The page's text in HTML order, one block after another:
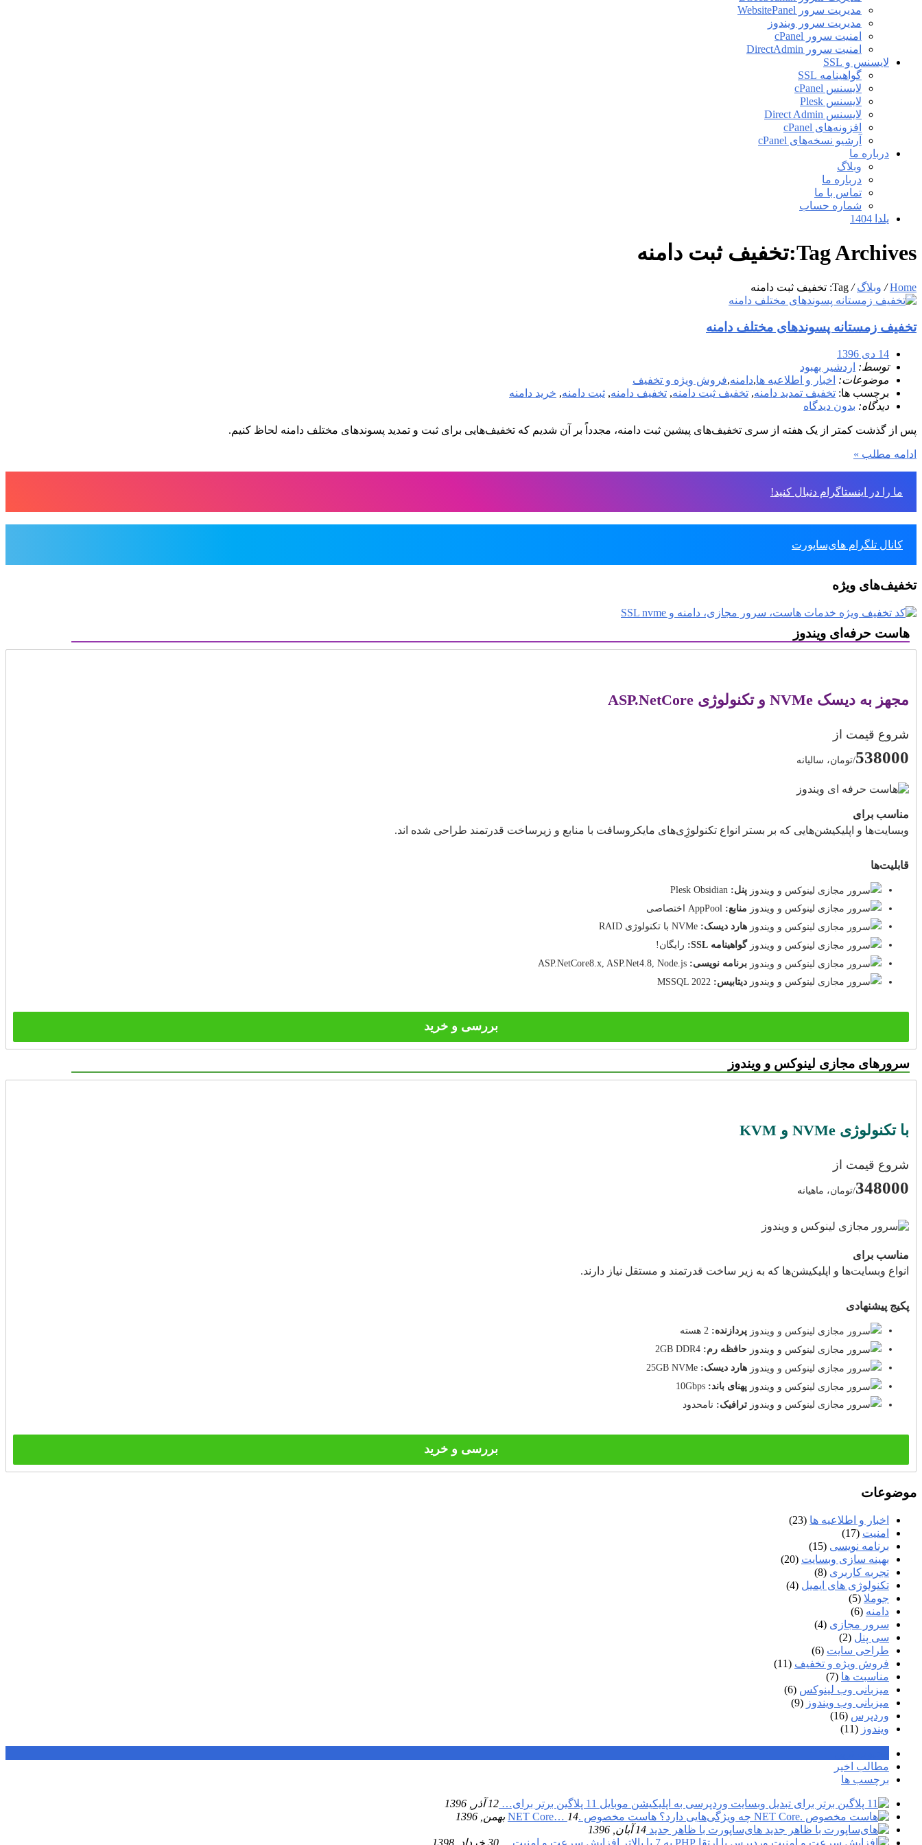
مدیریت سرور WebsitePanel
مدیریت سرور ویندوز
امنیت سرور cPanel
امنیت سرور DirectAdmin
لایسنس و SSL
گواهینامه SSL
لایسنس cPanel
لایسنس Plesk
لایسنس Direct Admin
افزونه‌های cPanel
آرشیو نسخه‌های cPanel
درباره ما
وبلاگ
درباره ما
تماس با ما
شماره حساب
یلدا 1404
Tag Archives:تخفیف ثبت دامنه
Home
/ وبلاگ / Tag: تخفیف ثبت دامنه
تخفیف زمستانه پسوندهای مختلف دامنه
14 دی 1396
توسط: اردشیر بهبود
موضوعات: اخبار و اطلاعیه ها,دامنه,فروش ویژه و تخفیف
برچسب ها: تخفیف تمدید دامنه, تخفیف ثبت دامنه, تخفیف دامنه, ثبت دامنه, خرید دامنه
دیدگاه: بدون دیدگاه
پس از گذشت کمتر از یک هفته از سری تخفیف‌های پیشین ثبت دامنه، مجدداً بر آن شدیم که تخفیف‌هایی برای ثبت و تمدید پسوندهای مختلف دامنه لحاظ کنیم.
ادامه مطلب »
ما را در اینستاگرام دنبال کنید!
کانال تلگرام های‌ساپورت
تخفیف‌های ویژه
هاست حرفه‌ای ویندوز
مجهز به دیسک NVMe و تکنولوژی ASP.NetCore
شروع قیمت از
538000/تومان، سالیانه
مناسب برای
وبسایت‌ها و اپلیکیشن‌هایی که بر بستر انواع تکنولوژِی‌های مایکروسافت با منابع و زیرساخت قدرتمند طراحی شده اند.
قابلیت‌ها
پنل:
منابع:
هارد دیسک:
گواهینامه SSL:
رایگان!
برنامه نویسی: ASP.NetCore8.x, ASP.Net4.8, Node.js
دیتابیس: MSSQL 2022
بررسی و خرید
سرورهای مجازی لینوکس و ویندوز
با تکنولوژی NVMe و KVM
شروع قیمت از
348000/تومان، ماهیانه
مناسب برای
انواع وبسایت‌ها و اپلیکیشن‌ها که به زیر ساخت قدرتمند و مستقل نیاز دارند.
پکیج پیشنهادی
پردازنده:
حافظه رم:
هارد دیسک:
پهنای باند:
ترافیک: نامحدود
بررسی و خرید
موضوعات
اخبار و اطلاعیه ها (23)
امنیت (17)
برنامه نویسی (15)
بهینه سازی وبسایت (20)
تجربه کاربری (8)
تکنولوژی های ایمیل (4)
جوملا (5)
دامنه (6)
سرور مجازی (4)
سی پنل (2)
طراحی سایت (6)
فروش ویژه و تخفیف (11)
مناسبت ها (7)
میزبانی وب لینوکس (6)
میزبانی وب ویندوز (9)
وردپرس (16)
ویندوز (11)
مطالب اخیر
برچسب ها
11 پلاگین برتر برای…
12 آذر, 1396
هاست مخصوص .NET Core…14 بهمن, 1396
های‌ساپورت با ظاهر جدید 14 آبان, 1396
افزایش سرعت و امنیت… 30 خرداد, 1398